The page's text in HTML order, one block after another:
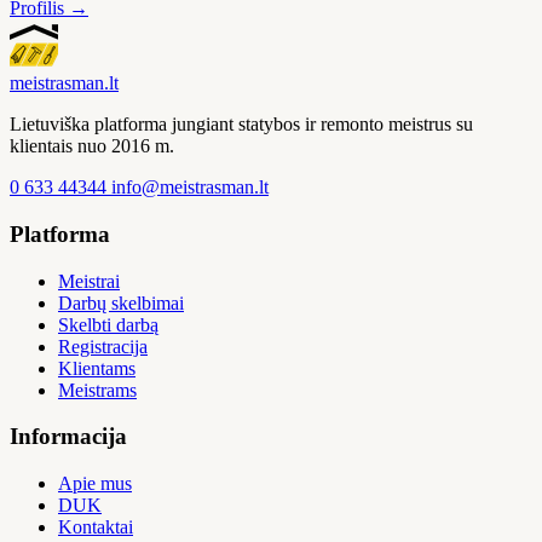
Profilis →
meistrasman.lt
Lietuviška platforma jungiant statybos ir remonto meistrus su
klientais nuo 2016 m.
0 633 44344 info@meistrasman.lt
Platforma
Meistrai
Darbų skelbimai
Skelbti darbą
Registracija
Klientams
Meistrams
Informacija
Apie mus
DUK
Kontaktai